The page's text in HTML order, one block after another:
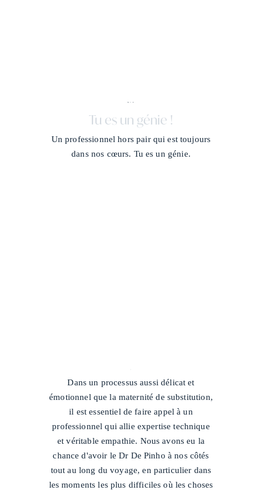
X + J
Tu es un génie !
Un professionnel hors pair qui est toujours
dans nos cœurs. Tu es un génie.
Dans un processus aussi délicat et
émotionnel que la maternité de substitution,
il est essentiel de faire appel à un
professionnel qui allie expertise technique
et véritable empathie. Nous avons eu la
chance d'avoir le Dr De Pinho à nos côtés
tout au long du voyage, en particulier dans
les moments les plus difficiles où les choses